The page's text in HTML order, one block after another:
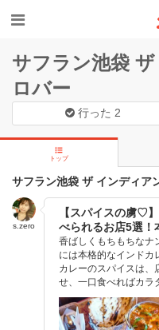
サフラン池袋
ロバー
行った 2
トップ
サフラン池袋 ザ インディア
s.zero
【スパイスの虜♡
べられるお店5選！
香ばしくもちもちな
には本格的なインドカ
カレーのスパイスは、
せ、一口食べればカラ